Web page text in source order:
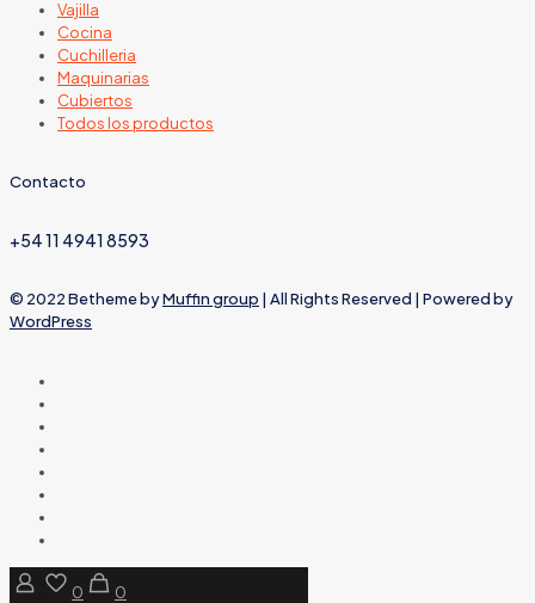
Vajilla
Cocina
Cuchilleria
Maquinarias
Cubiertos
Todos los productos
Contacto
+54 11 4941 8593
© 2022 Betheme byMuffin group | All Rights Reserved | Powered by
WordPress
0
0